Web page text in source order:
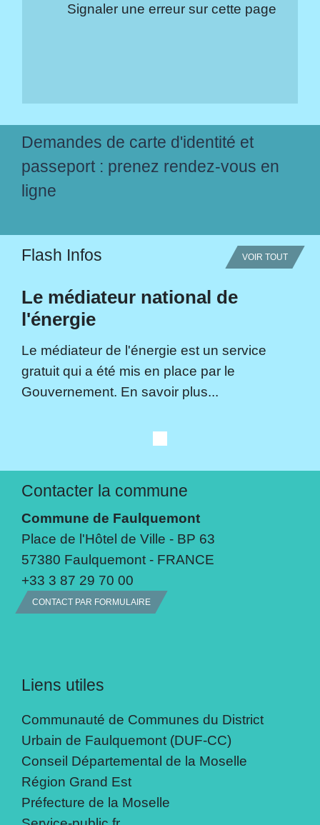
Signaler une erreur sur cette page
Demandes de carte d'identité et
passeport : prenez rendez-vous en
ligne
Flash Infos VOIR TOUT
Le médiateur national de
l'énergie
Le médiateur de l'énergie est un service
gratuit qui a été mis en place par le
Gouvernement. En savoir plus...
Contacter la commune
Commune de Faulquemont
Place de l'Hôtel de Ville - BP 63
57380 Faulquemont - FRANCE
+33 3 87 29 70 00
CONTACT PAR FORMULAIRE
Liens utiles
Communauté de Communes du District
Urbain de Faulquemont (DUF-CC)
Conseil Départemental de la Moselle
Région Grand Est
Préfecture de la Moselle